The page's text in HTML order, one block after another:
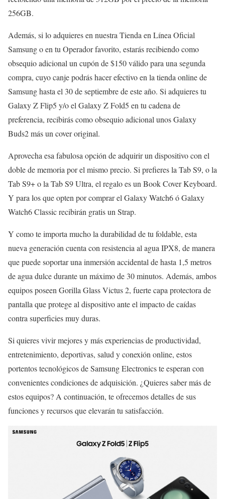
256GB.
Además, si lo adquieres en nuestra Tienda en Línea Oficial
Samsung o en tu Operador favorito, estarás recibiendo como
obsequio adicional un cupón de $150 válido para una segunda
compra, cuyo canje podrás hacer efectivo en la tienda online de
Samsung hasta el 30 de septiembre de este año. Si adquieres tu
Galaxy Z Flip5 y/o el Galaxy Z Fold5 en tu cadena de
preferencia, recibirás como obsequio adicional unos Galaxy
Buds2 más un cover original.
Aprovecha esa fabulosa opción de adquirir un dispositivo con el
doble de memoria por el mismo precio. Si prefieres la Tab S9, o la
Tab S9+ o la Tab S9 Ultra, el regalo es un Book Cover Keyboard.
Y para los que opten por comprar el Galaxy Watch6 ó Galaxy
Watch6 Classic recibirán gratis un Strap.
Y como te importa mucho la durabilidad de tu foldable, esta
nueva generación cuenta con resistencia al agua IPX8, de manera
que puede soportar una inmersión accidental de hasta 1,5 metros
de agua dulce durante un máximo de 30 minutos. Además, ambos
equipos poseen Gorilla Glass Victus 2, fuerte capa protectora de
pantalla que protege al dispositivo ante el impacto de caídas
contra superficies muy duras.
Si quieres vivir mejores y más experiencias de productividad,
entretenimiento, deportivas, salud y conexión online, estos
portentos tecnológicos de Samsung Electronics te esperan con
convenientes condiciones de adquisición. ¿Quieres saber más de
estos equipos? A continuación, te ofrecemos detalles de sus
funciones y recursos que elevarán tu satisfacción.